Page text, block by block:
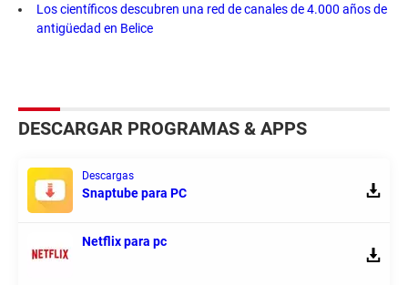
Los científicos descubren una red de canales de 4.000 años de
antigüedad en Belice
DESCARGAR PROGRAMAS & APPS
Descargas
Snaptube para PC
Netflix para pc